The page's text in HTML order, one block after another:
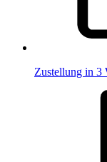
Zustellung in 3